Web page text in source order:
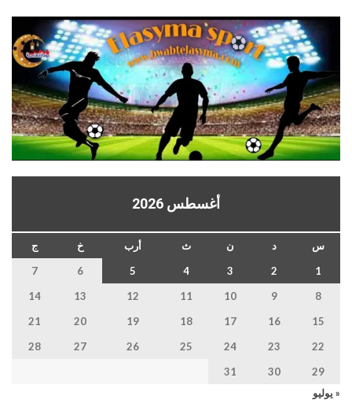
أغسطس 2026
س د ن ث أرب خ
ج
1
2
3
4
5
6
7
8
9
10
11
12
13
14
15
16
17
18
19
20
21
22
23
24
25
26
27
28
29
30
31
« يوليو